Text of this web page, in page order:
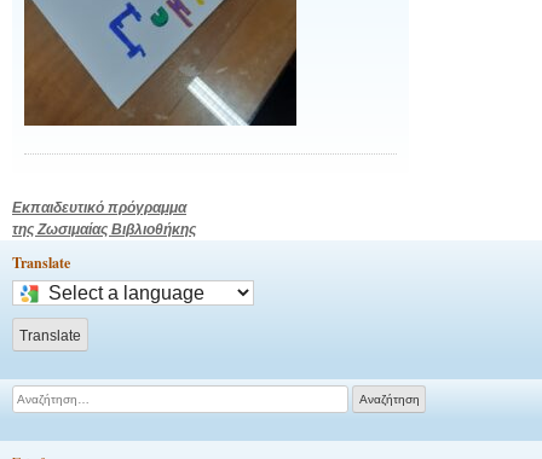
Πλοήγηση
άρθρων
Εκπαιδευτικό πρόγραμμα
της Ζωσιμαίας Βιβλιοθήκης
Translate
Select
a
language
to
translate
this
Translate
Αναζήτηση
για: